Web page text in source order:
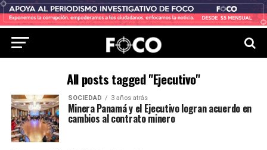
All posts tagged "Ejecutivo"
SOCIEDAD 3 años atrás
Minera Panamá y el Ejecutivo logran acuerdo en
cambios al contrato minero